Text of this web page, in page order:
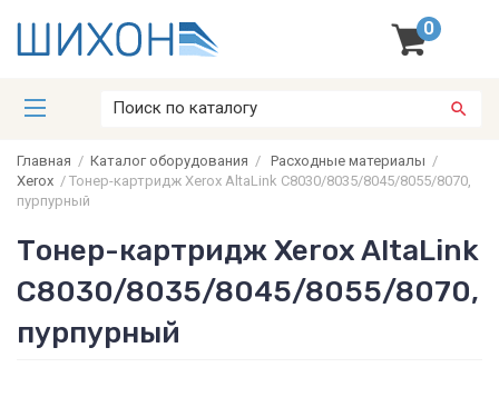
0
Главная / Каталог оборудования / Расходные материалы /
Xerox / Тонер-картридж Xerox AltaLink C8030/8035/8045/8055/8070,
пурпурный
Тонер-картридж Xerox AltaLink
C8030/8035/8045/8055/8070,
пурпурный